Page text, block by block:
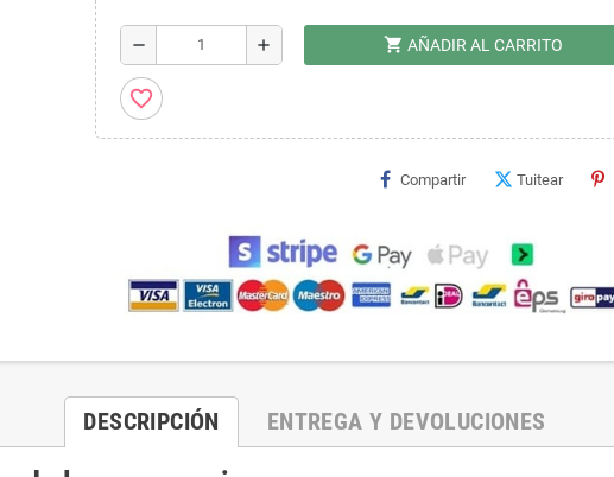
remove add shopping_cart AÑADIR AL CARRITO
favorite_border
Compartir Tuitear
DESCRIPCIÓN ENTREGA Y DEVOLUCIONES